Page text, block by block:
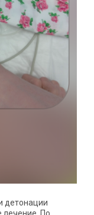
детонации
лечение. По